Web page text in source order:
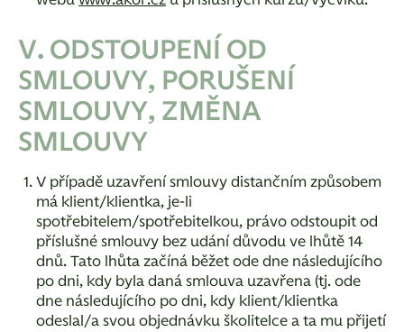
V. ODSTOUPENÍ OD
SMLOUVY, PORUŠENÍ
SMLOUVY, ZMĚNA
SMLOUVY
V případě uzavření smlouvy distančním způsobem
má klient/klientka, je-li
spotřebitelem/spotřebitelkou, právo odstoupit od
příslušné smlouvy bez udání důvodu ve lhůtě 14
dnů. Tato lhůta začíná běžet ode dne následujícího
po dni, kdy byla daná smlouva uzavřena (tj. ode
dne následujícího po dni, kdy klient/klientka
odeslal/a svou objednávku školitelce a ta mu přijetí